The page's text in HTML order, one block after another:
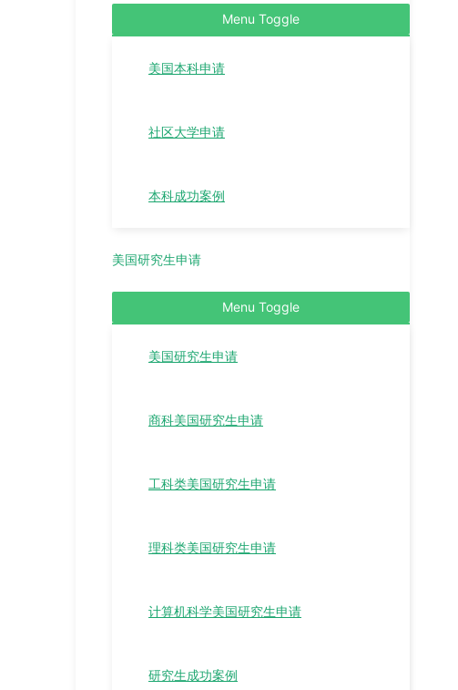
Menu Toggle
美国本科申请
社区大学申请
本科成功案例
美国研究生申请
Menu Toggle
美国研究生申请
商科美国研究生申请
工科类美国研究生申请
理科类美国研究生申请
计算机科学美国研究生申请
研究生成功案例